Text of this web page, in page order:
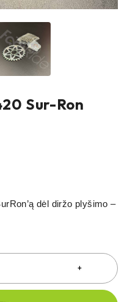
Sur-Ron
dėl diržo plyšimo –